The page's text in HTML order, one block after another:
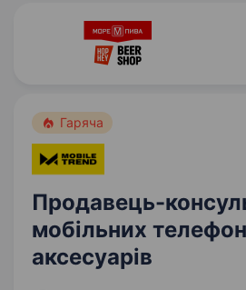
Гаряча
Продавець-
мобільних
аксесуарів